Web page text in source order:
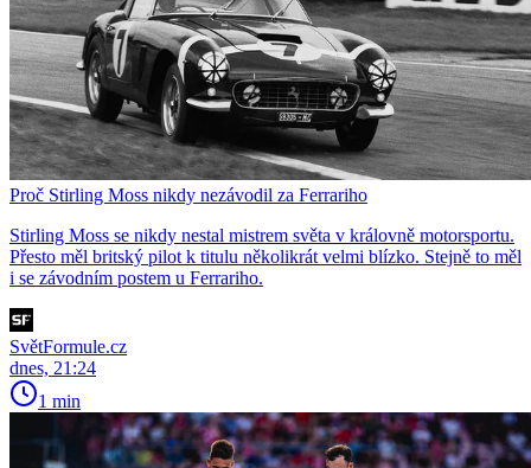
Proč Stirling Moss nikdy nezávodil za Ferrariho
Stirling Moss se nikdy nestal mistrem světa v královně motorsportu.
Přesto měl britský pilot k titulu několikrát velmi blízko. Stejně to měl
i se závodním postem u Ferrariho.
SvětFormule.cz
dnes, 21:24
1 min